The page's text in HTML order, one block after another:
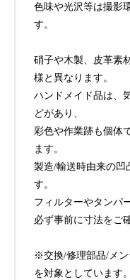
色味や光沢等は撮影
す。
硝子や木製、皮革素
様と異なります。
ハンドメイド品は、
どがあり、
彩色や作業跡も個体
ます。
製造/輸送時由来の凹
す。
フィルターやタンパ
必ず事前に寸法をご
※交換/修理部品/メ
を対象としています。